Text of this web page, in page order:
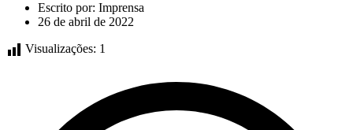
Escrito por: Imprensa
26 de abril de 2022
Visualizações: 1